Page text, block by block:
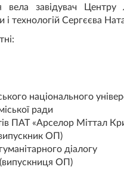
вела завідувач
і технологій Сергєєва
національного
ради
ПАТ «Арселор Міттал
ОП)
діалогу
(випускниця ОП)